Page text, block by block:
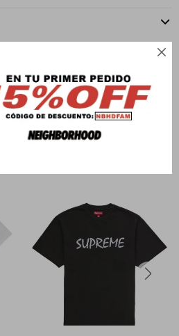

TE PUEDEN INTERESAR